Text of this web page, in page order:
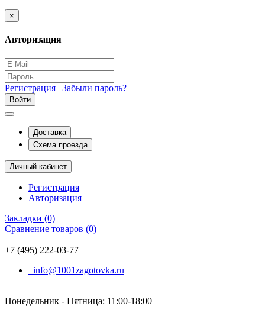
×
Авторизация
Регистрация | Забыли пароль?
Доставка
Схема проезда
Личный кабинет
Регистрация
Авторизация
Закладки (0)
Сравнение товаров (0)
+7 (495) 222-03-77
info@1001zagotovka.ru
Понедельник - Пятница: 11:00-18:00